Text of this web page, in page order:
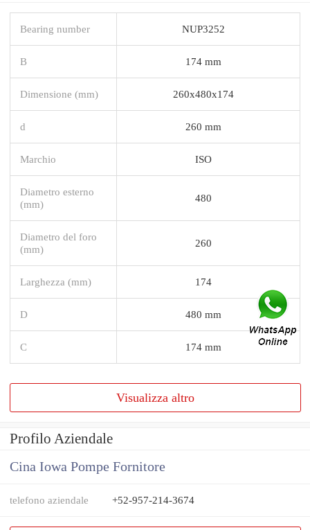
Bearing number NUP3252
B 174 mm
Dimensione (mm) 260x480x174
d 260 mm
Marchio ISO
Diametro esterno
(mm)
480
Diametro del foro
(mm)
260
Larghezza (mm) 174
D 480 mm
C 174 mm
Visualizza altro
Profilo Aziendale
Cina Iowa Pompe Fornitore
telefono aziendale +52-957-214-3674